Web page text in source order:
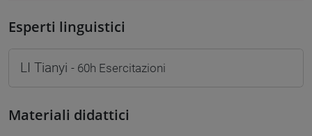
Esperti linguistici
LI Tianyi - 60h Esercitazioni
Materiali didattici